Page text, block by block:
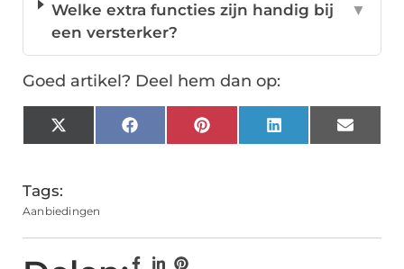
Welke extra functies zijn handig bij
een versterker?
▼
Goed artikel? Deel hem dan op:
X
(Twitter)
FacebookPinterestLinkedInEmail
Tags:
Aanbiedingen